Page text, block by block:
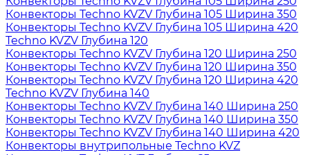
Конвекторы Techno KVZV Глубина 105 Ширина 350
Конвекторы Techno KVZV Глубина 105 Ширина 420
Techno KVZV Глубина 120
Конвекторы Techno KVZV Глубина 120 Ширина 250
Конвекторы Techno KVZV Глубина 120 Ширина 350
Конвекторы Techno KVZV Глубина 120 Ширина 420
Techno KVZV Глубина 140
Конвекторы Techno KVZV Глубина 140 Ширина 250
Конвекторы Techno KVZV Глубина 140 Ширина 350
Конвекторы Techno KVZV Глубина 140 Ширина 420
Конвекторы внутрипольные Techno KVZ